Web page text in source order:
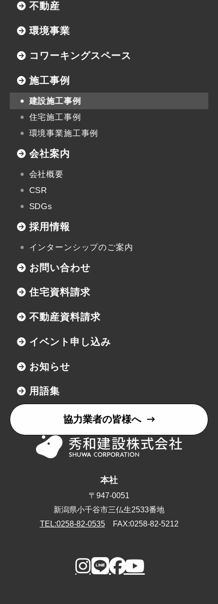
TEL:0258-82-0535FAX:0258-82-5212
不動産
環境事業
コワーキングスペース
施工事例
建設施工事例
住宅施工事例
環境事業施工事例
会社案内
会社概要
CSR
SDGs
採用情報
インターンシップのご案内
お問い合わせ
住宅資料請求
不動産資料請求
イベント申し込み
お知らせ
用語集
協力業者の皆様へ
本社
〒947-0051
新潟県小千谷市三仏生2533番地
TEL:0258-82-0535FAX:0258-82-5212